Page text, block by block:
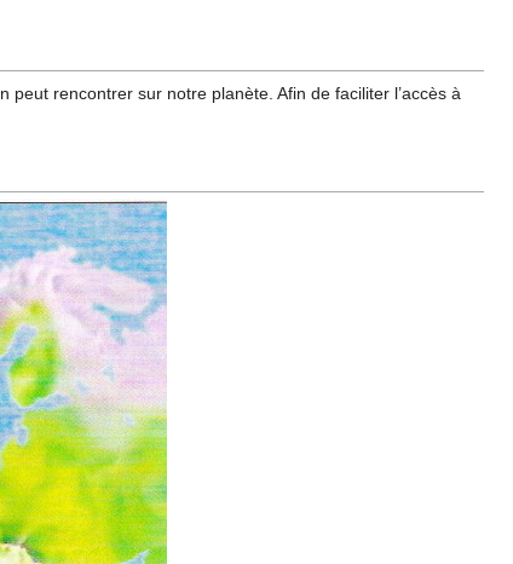
rencontrer sur notre planète. Afin de faciliter l’accès à